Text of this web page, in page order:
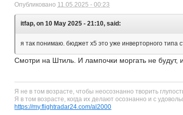
Опубликовано 11.05.2025 - 00:23
itfap, on 10 May 2025 - 21:10, said:
я так понимаю. бюджет х5 это уже инверторного типа
Смотри на Штиль. И лампочки моргать не будут,
Я не в том возрасте, чтобы неосознанно творить
Я в том возрасте, когда их делают осознанно и с
https://my.flightradar24.com/al2000